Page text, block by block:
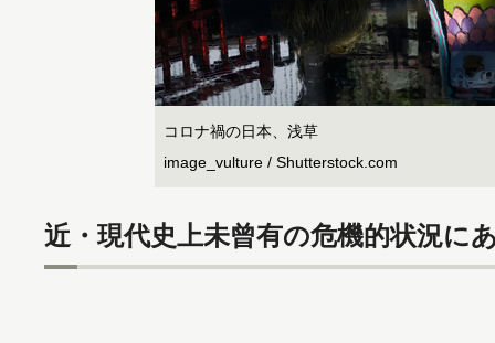
コロナ禍の日本、浅草
image_vulture / Shutterstock.com
近・現代史上未曾有の危機的状況に